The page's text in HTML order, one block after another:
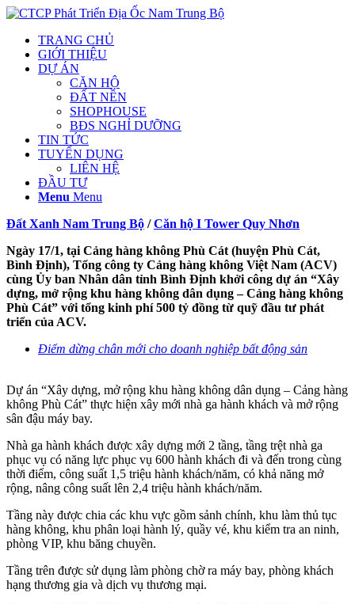
TRANG CHỦ
GIỚI THIỆU
DỰ ÁN
CĂN HỘ
ĐẤT NỀN
SHOPHOUSE
BĐS NGHỈ DƯỠNG
TIN TỨC
TUYỂN DỤNG
LIÊN HỆ
ĐẦU TƯ
Menu Menu
Đất Xanh Nam Trung Bộ /Căn hộ I Tower Quy Nhơn
Ngày 17/1, tại Cảng hàng không Phù Cát (huyện Phù Cát,
Bình Định), Tổng công ty Cảng hàng không Việt Nam (ACV)
cùng Ủy ban Nhân dân tỉnh Bình Định khởi công dự án “Xây
dựng, mở rộng khu hàng không dân dụng – Cảng hàng không
Phù Cát” với tổng kinh phí 500 tỷ đồng từ quỹ đầu tư phát
triển của ACV.
Điểm dừng chân mới cho doanh nghiệp bất động sản
Dự án “Xây dựng, mở rộng khu hàng không dân dụng – Cảng hàng
không Phù Cát” thực hiện xây mới nhà ga hành khách và mở rộng
sân đậu máy bay.
Nhà ga hành khách được xây dựng mới 2 tầng, tầng trệt nhà ga
phục vụ có năng lực phục vụ 600 hành khách đi và đến trong cùng
thời điểm, công suất 1,5 triệu hành khách/năm, có khả năng mở
rộng, nâng công suất lên 2,4 triệu hành khách/năm.
Tầng này được chia các khu vực gồm sảnh chính, khu làm thủ tục
hàng không, khu phân loại hành lý, quầy vé, khu kiểm tra an ninh,
phòng VIP, khu băng chuyền.
Tầng trên được sử dụng làm phòng chờ ra máy bay, phòng khách
hạng thương gia và dịch vụ thương mại.